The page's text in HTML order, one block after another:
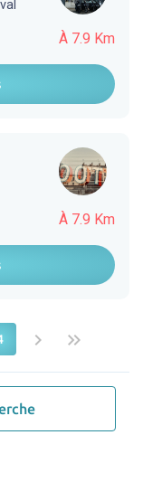
À 7.9 Km
À 7.9 Km
keyboard_arrow_right keyboard_double_arrow_right